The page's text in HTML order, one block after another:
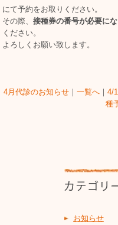
にて予約をお取りください。
その際、接種券の番号が必要に
ください。
よろしくお願い致します。
4月代診のお知らせ｜ 一覧へ｜ 4/
種
お知らせ